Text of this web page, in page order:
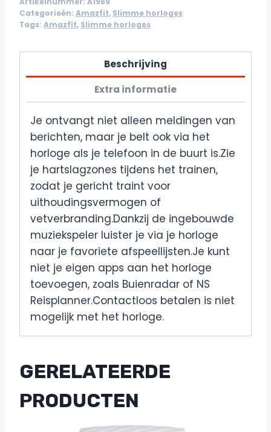
Categorieën: Amazfit, Slimme horloges
Tags: Amazfit, Slimme horloges
Beschrijving
Extra informatie
Je ontvangt niet alleen meldingen van
berichten, maar je belt ook via het
horloge als je telefoon in de buurt is.Zie
je hartslagzones tijdens het trainen,
zodat je gericht traint voor
uithoudingsvermogen of
vetverbranding.Dankzij de ingebouwde
muziekspeler luister je via je horloge
naar je favoriete afspeellijsten.Je kunt
niet je eigen apps aan het horloge
toevoegen, zoals Buienradar of NS
Reisplanner.Contactloos betalen is niet
mogelijk met het horloge.
GERELATEERDE
PRODUCTEN